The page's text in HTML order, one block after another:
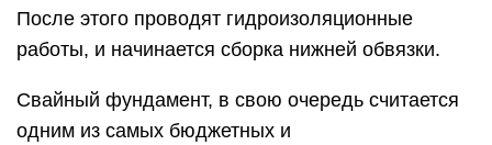
После этого проводят гидроизоляционные
работы, и начинается сборка нижней обвязки.
Свайный фундамент, в свою очередь считается
одним из самых бюджетных и